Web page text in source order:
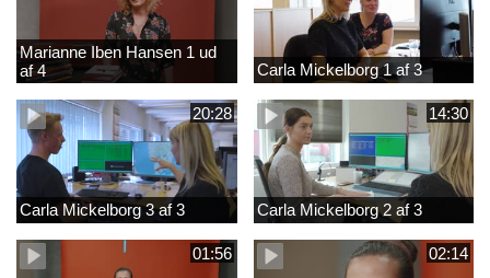
Marianne Iben Hansen 1 ud
af 4
Carla Mickelborg 1 af 3
20:28
Carla Mickelborg 3 af 3
14:30
Carla Mickelborg 2 af 3
01:56 02:14